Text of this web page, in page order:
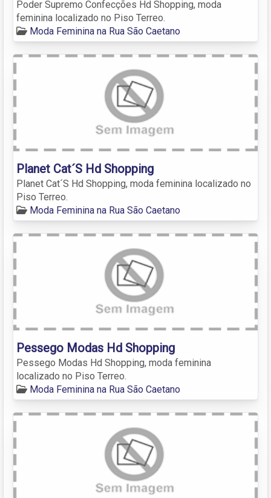
Poder Supremo Confecções Hd Shopping, moda
feminina localizado no Piso Terreo.
Moda Feminina na Rua São Caetano
Planet Cat´S Hd Shopping
Planet Cat´S Hd Shopping, moda feminina localizado no
Piso Terreo.
Moda Feminina na Rua São Caetano
Pessego Modas Hd Shopping
Pessego Modas Hd Shopping, moda feminina
localizado no Piso Terreo.
Moda Feminina na Rua São Caetano